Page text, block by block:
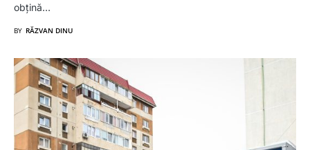
obțină…
BY RĂZVAN DINU